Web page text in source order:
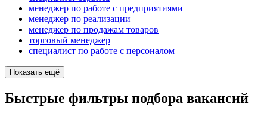
менеджер по работе с предприятиями
менеджер по реализации
менеджер по продажам товаров
торговый менеджер
специалист по работе с персоналом
Показать ещё
Быстрые фильтры подбора вакансий